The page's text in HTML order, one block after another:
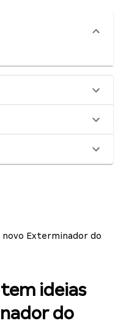
Exterminador do
ideias
do